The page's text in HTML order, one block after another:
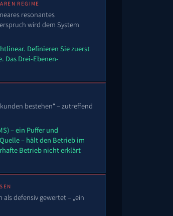
REGIME
resonantes
wird dem System
Definieren Sie zuerst
Das Drei-Ebenen-
bestehen“ – zutreffend
– ein Puffer und
– hält den Betrieb im
Betrieb nicht erklärt
defensiv gewertet – „ein